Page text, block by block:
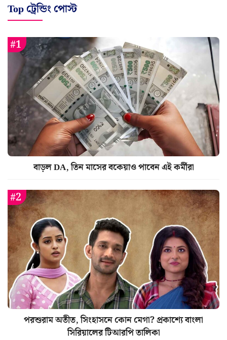
Top ট্রেন্ডিং পোস্ট
বাড়ল DA, তিন মাসের বকেয়াও পাবেন এই কর্মীরা
পরশুরাম অতীত, সিংহাসনে কোন মেগা? প্রকাশ্যে বাংলা
সিরিয়ালের টিআরপি তালিকা